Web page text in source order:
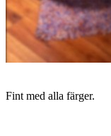
Fint med alla färger.